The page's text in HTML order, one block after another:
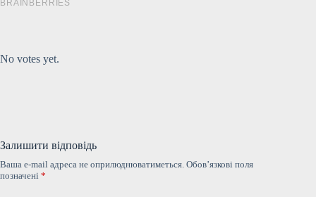
No votes yet.
Залишити відповідь
Ваша e-mail адреса не оприлюднюватиметься. Обов’язкові поля
позначені *